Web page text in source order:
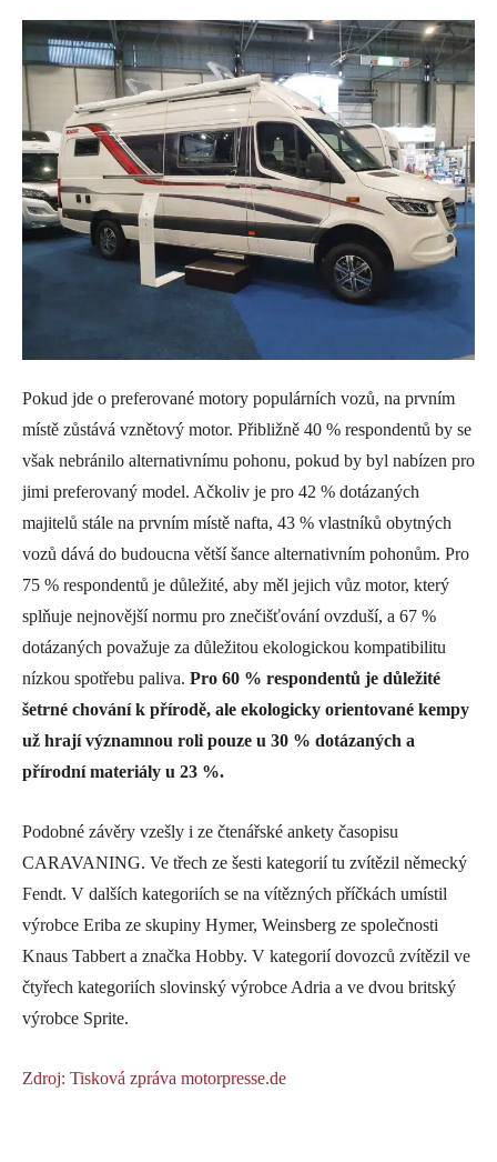
Pokud jde o preferované motory populárních vozů, na prvním
místě zůstává vznětový motor. Přibližně 40 % respondentů by se
však nebránilo alternativnímu pohonu, pokud by byl nabízen pro
jimi preferovaný model. Ačkoliv je pro 42 % dotázaných
majitelů stále na prvním místě nafta, 43 % vlastníků obytných
vozů dává do budoucna větší šance alternativním pohonům. Pro
75 % respondentů je důležité, aby měl jejich vůz motor, který
splňuje nejnovější normu pro znečišťování ovzduší, a 67 %
dotázaných považuje za důležitou ekologickou kompatibilitu
nízkou spotřebu paliva. Pro 60 % respondentů je důležité
šetrné chování k přírodě, ale ekologicky orientované kempy
už hrají významnou roli pouze u 30 % dotázaných a
přírodní materiály u 23 %.
Podobné závěry vzešly i ze čtenářské ankety časopisu
CARAVANING. Ve třech ze šesti kategorií tu zvítězil německý
Fendt. V dalších kategoriích se na vítězných příčkách umístil
výrobce Eriba ze skupiny Hymer, Weinsberg ze společnosti
Knaus Tabbert a značka Hobby. V kategorií dovozců zvítězil ve
čtyřech kategoriích slovinský výrobce Adria a ve dvou britský
výrobce Sprite.
Zdroj: Tisková zpráva motorpresse.de